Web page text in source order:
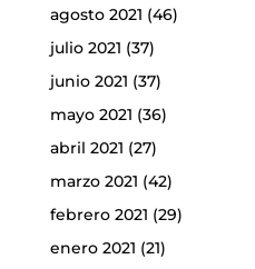
agosto 2021 (46)
julio 2021 (37)
junio 2021 (37)
mayo 2021 (36)
abril 2021 (27)
marzo 2021 (42)
febrero 2021 (29)
enero 2021 (21)